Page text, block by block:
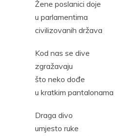
Žene poslanici doje
u parlamentima
civilizovanih država
Kod nas se dive
zgražavaju
što neko dođe
u kratkim pantalonama
Draga divo
umjesto ruke